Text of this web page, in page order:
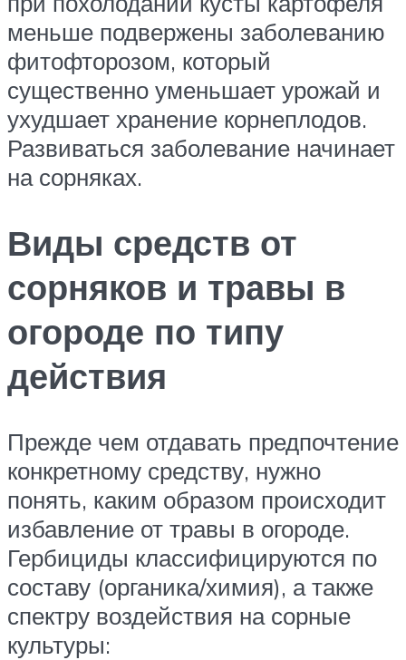
меньше подвержены заболеванию
фитофторозом, который
существенно уменьшает урожай и
ухудшает хранение корнеплодов.
Развиваться заболевание начинает
на сорняках.
Виды средств от
сорняков и травы в
огороде по типу
действия
Прежде чем отдавать предпочтение
конкретному средству, нужно
понять, каким образом происходит
избавление от травы в огороде.
Гербициды классифицируются по
составу (органика/химия), а также
спектру воздействия на сорные
культуры: